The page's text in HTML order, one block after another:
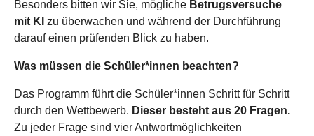
Besonders bitten wir Sie, mögliche Betrugsversuche
mit KI zu überwachen und während der Durchführung
darauf einen prüfenden Blick zu haben.
Was müssen die Schüler*innen beachten?
Das Programm führt die Schüler*innen Schritt für Schritt
durch den Wettbewerb. Dieser besteht aus 20 Fragen.
Zu jeder Frage sind vier Antwortmöglichkeiten